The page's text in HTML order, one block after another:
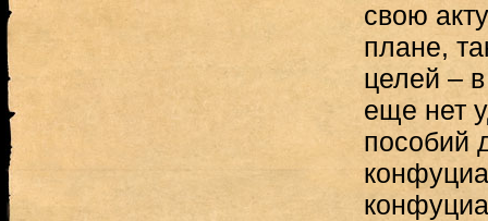
свою
плане,
целей –
еще нет
пособий